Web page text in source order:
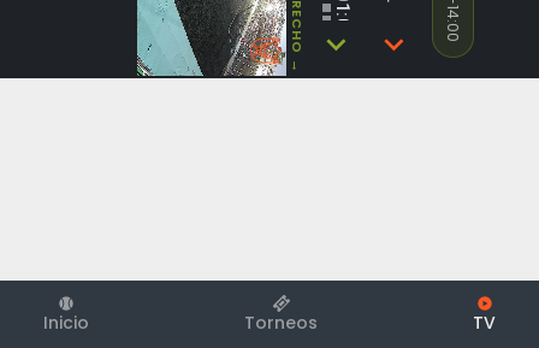
mié. 5 de ago.
01:00
⬛⬛
00:00
Inicio Torneos TV